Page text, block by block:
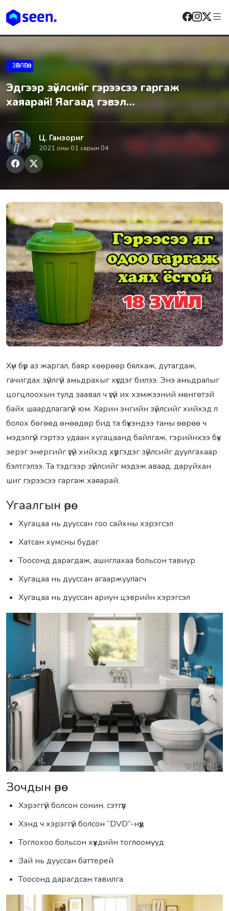
ЗӨВЛӨГӨӨ
Эдгээр зүйлсийг гэрээсээ гаргаж
хаяарай! Яагаад гэвэл…
Ц. Ганзориг
2021 оны 01 сарын 04
Хүн бүр аз жаргал, баяр хөөрөөр бялхаж, дутагдаж,
гачигдах зүйлгүй амьдрахыг хүсдэг билээ. Энэ амьдралыг
цогцлоохын тулд заавал ч үгүй их хэмжээний мөнгөтэй
байх шаардлагагүй юм. Харин энгийн зүйлсийг хийхэд л
болох бөгөөд өнөөдөр бид та бүхэндээ таны өөрөө ч
мэдэлгүй гэртээ удаан хугацаанд байлгаж, гэрийнхээ бүх
эерэг энергийг үгүй хийхэд хүргэдэг зүйлсийг дуулгахаар
бэлтгэлээ. Та тэдгээр зүйлсийг мэдэж аваад, даруйхан
шиг гэрээсээ гаргаж хаяарай.
Угаалгын өрөө
Хугацаа нь дууссан гоо сайхны хэрэгсэл
Хатсан хумсны будаг
Тоосонд дарагдаж, ашиглахаа больсон тавиур
Хугацаа нь дууссан агааржуулагч
Хугацаа нь дууссан ариун цэврийн хэрэгсэл
Зочдын өрөө
Хэрэггүй болсон сонин, сэтгүүл
Хэнд ч хэрэггүй болсон “DVD”-нүүд
Тоглохоо больсон хүүхдийн тоглоомууд
Зай нь дууссан баттерей
Тоосонд дарагдсан тавилга